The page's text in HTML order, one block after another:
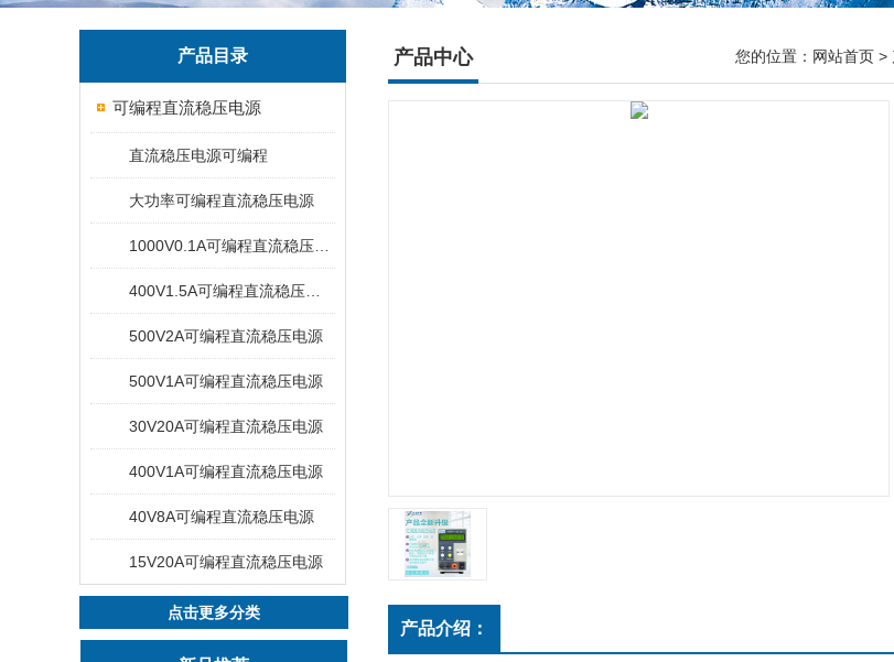
产品目录
可编程直流稳压电源
直流稳压电源可编程
大功率可编程直流稳压电源
500V2A可编程直流稳压电源
500V1A可编程直流稳压电源
30V20A可编程直流稳压电源
400V1A可编程直流稳压电源
40V8A可编程直流稳压电源
15V20A可编程直流稳压电源
点击更多分类
产品中心 您的位置： 网站首页 >
产品介绍：